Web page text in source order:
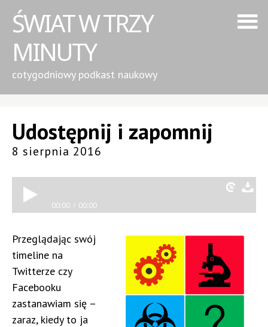
ŚWIAT W TRZY
MINUTY
cotygodniowy podkast naukowy
Udostępnij i zapomnij
8 sierpnia 2016
00:00 00:00
Przeglądając swój
timeline na
Twitterze czy
Facebooku
zastanawiam się –
zaraz, kiedy to ja